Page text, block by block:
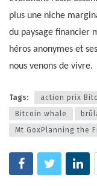
plus une niche
du paysage financier
héros anonymes et
nous venons de vivre.
Tags: action prix
Bitcoin whale
Mt GoxPlanning the